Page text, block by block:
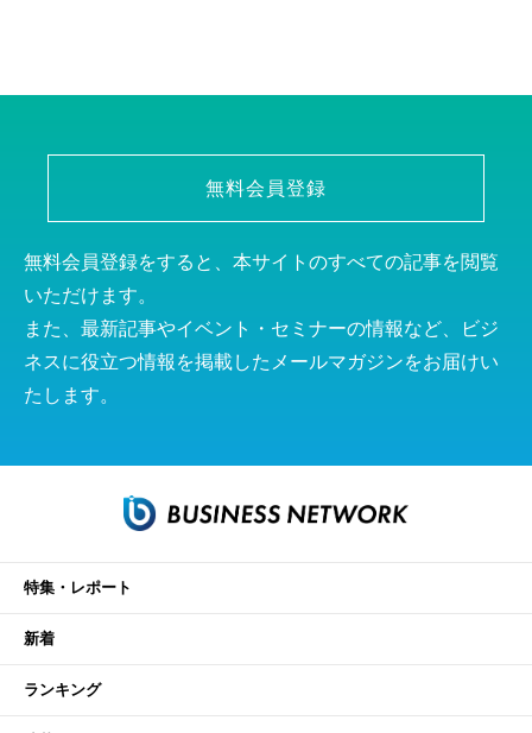
無料会員登録
無料会員登録をすると、本サイトのすべての記事を閲覧
いただけます。
また、最新記事やイベント・セミナーの情報など、ビジ
ネスに役立つ情報を掲載したメールマガジンをお届けい
たします。
特集・レポート
新着
ランキング